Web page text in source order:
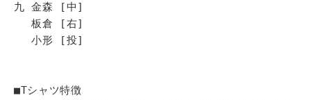
九 金森 [中]
板倉 [右]
小形 [投]
■Tシャツ特徴